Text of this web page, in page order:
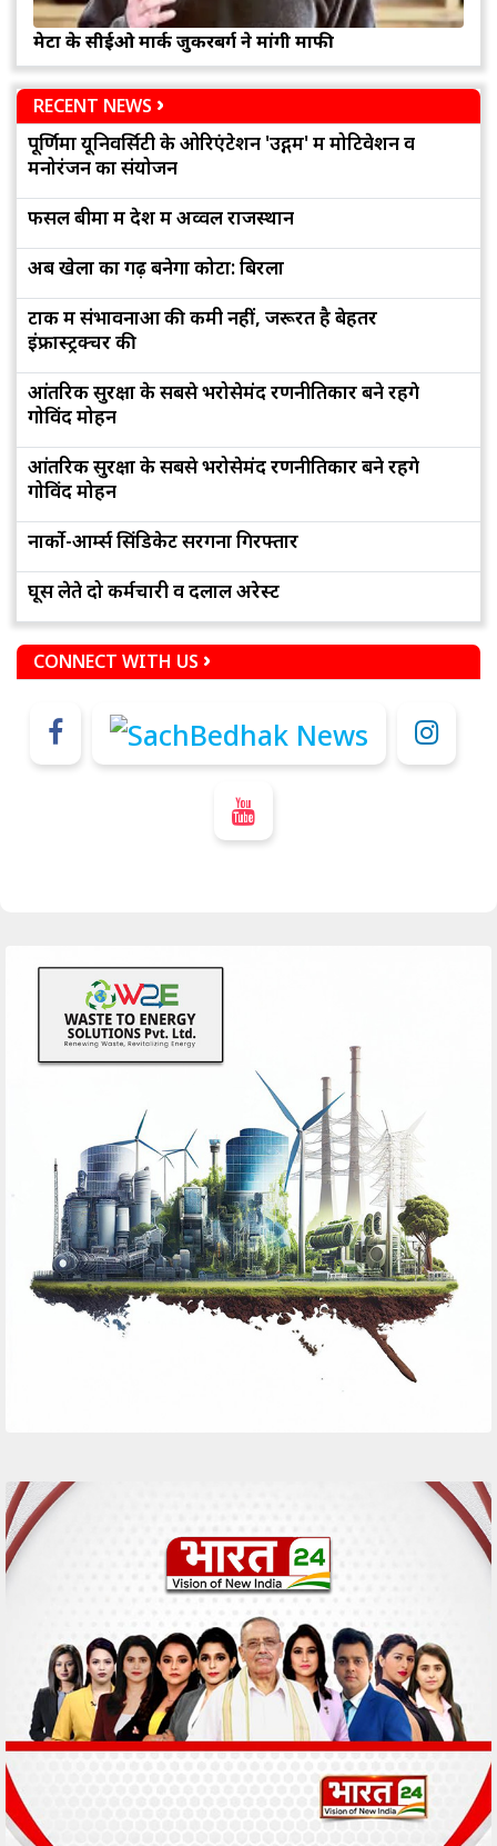
मेटा के सीईओ मार्क जुकरबर्ग ने मांगी माफी
RECENT NEWS
पूर्णिमा यूनिवर्सिटी के ओरिएंटेशन 'उद्गम' में मोटिवेशन व
मनोरंजन का संयोजन
फसल बीमा में देश में अव्वल राजस्थान
अब खेलों का गढ़ बनेगा कोटा: बिरला
टोंक में संभावनाओं की कमी नहीं, जरूरत है बेहतर
इंफ्रास्ट्रक्चर की
आंतरिक सुरक्षा के सबसे भरोसेमंद रणनीतिकार बने रहेंगे
गोविंद मोहन
आंतरिक सुरक्षा के सबसे भरोसेमंद रणनीतिकार बने रहेंगे
गोविंद मोहन
नार्को-आर्म्स सिंडिकेट सरगना गिरफ्तार
घूस लेते दो कर्मचारी व दलाल अरेस्ट
CONNECT WITH US